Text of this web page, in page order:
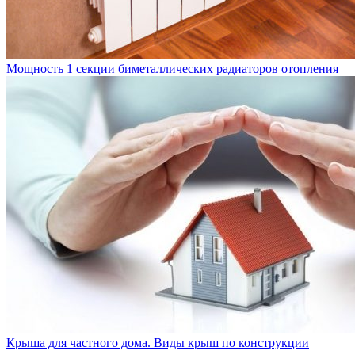
Мощность 1 секции биметаллических радиаторов отопления
Крыша для частного дома. Виды крыш по конструкции